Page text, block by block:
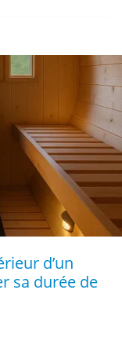
d’un
sa durée de